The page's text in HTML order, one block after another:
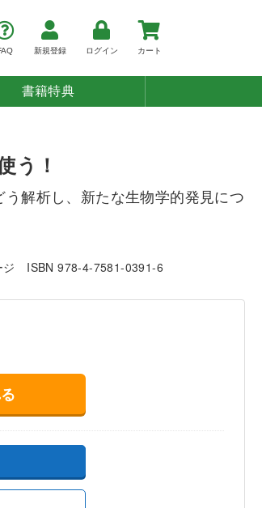
新規登録 ログイン カート
書籍特典
う！
解析し、新たな生物学的発見につ
ISBN 978-4-7581-0391-6